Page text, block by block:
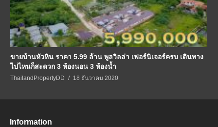
ขายบ้านหัวหิน ราคา 5.99 ล้าน พูลวิลล่า เฟอร์นิเจอร์ครบ เดินทาง
ไปไหนก็สะดวก 3 ห้องนอน 3 ห้องน้ำ
ThailandPropertyDD 18 ธันวาคม 2020
Information